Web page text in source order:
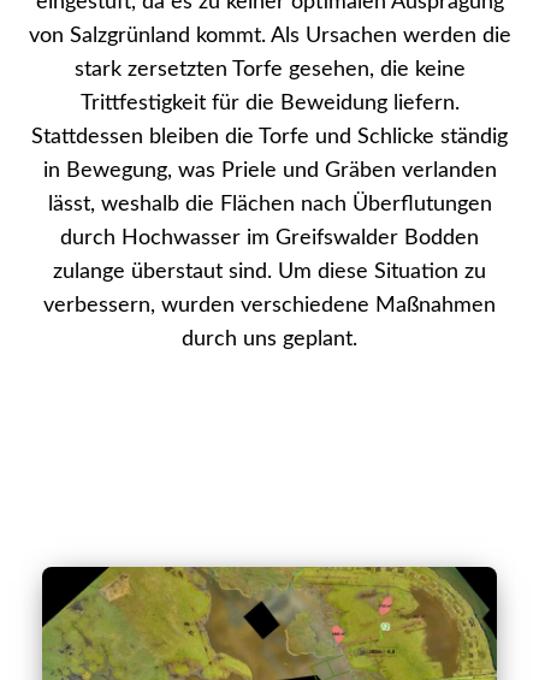
von Salzgrünland kommt. Als Ursachen werden die
stark zersetzten Torfe gesehen, die keine
Trittfestigkeit für die Beweidung liefern.
Stattdessen bleiben die Torfe und Schlicke ständig
in Bewegung, was Priele und Gräben verlanden
lässt, weshalb die Flächen nach Überflutungen
durch Hochwasser im Greifswalder Bodden
zulange überstaut sind. Um diese Situation zu
verbessern, wurden verschiedene Maßnahmen
durch uns geplant.